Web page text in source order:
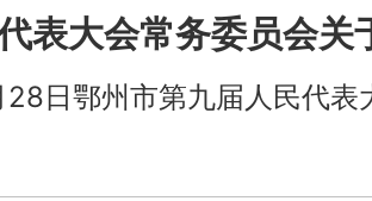
表大会常务委员会关
28日鄂州市第九届人民代表